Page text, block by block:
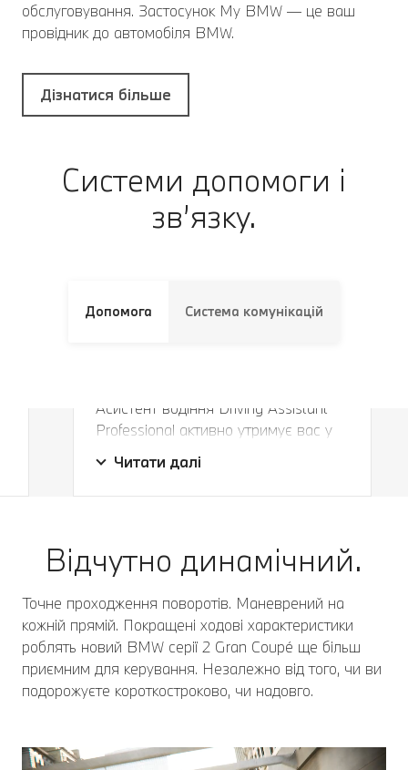
обслуговування. Застосунок My BMW — це ваш
провідник до автомобіля BMW.
Дізнатися більше
Системи допомоги і
зв’язку.
Допомога Система комунікацій
Ваш особистий помічник.
Асистент водіння Driving Assistant
Professional активно утримує вас у
год та на безпечній відстані. В
екстрених випадках ваш BMW
Справжня допомога, особливо в русі
з зупинками.
Читати далі
Відчутно динамічний.
Точне проходження поворотів. Маневрений на
кожній прямій. Покращені ходові характеристики
роблять новий BMW серії 2 Gran Coupé ще більш
приємним для керування. Незалежно від того, чи ви
подорожуєте короткостроково, чи надовго.